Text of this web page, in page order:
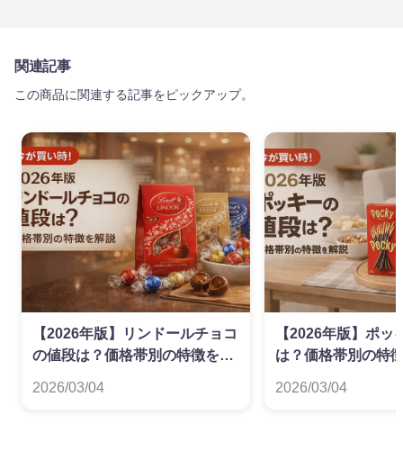
関連記事
この商品に関連する記事をピックアップ。
【2026年版】リンドールチョコ
の値段は？価格帯別の特徴を解
2026/03/04
【2026年版】ポッ
は？価格帯別の特
2026/03/04